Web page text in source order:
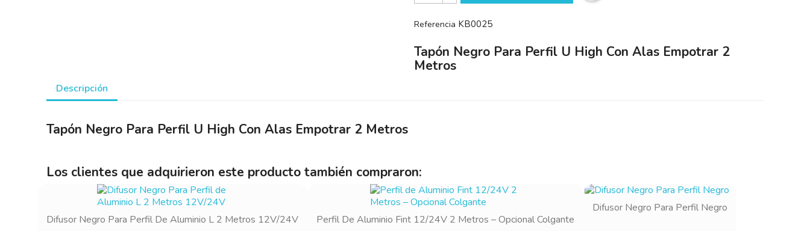
Referencia KB0025
Tapón Negro Para Perfil U High Con Alas Empotrar 2
Metros
Descripción
Tapón Negro Para Perfil U High Con Alas Empotrar 2 Metros
Los clientes que adquirieron este producto también compraron:
Difusor Negro Para Perfil De Aluminio L 2 Metros 12V/24V Perfil De Aluminio Fint 12/24V 2 Metros – Opcional Colgante
Difusor Negro Para Perfil Negro